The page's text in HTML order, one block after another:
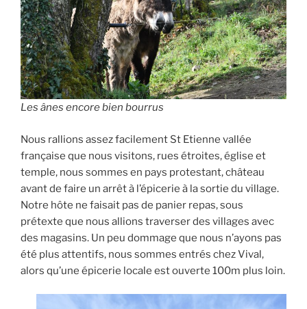
Les ânes encore bien bourrus
Nous rallions assez facilement St Etienne vallée
française que nous visitons, rues étroites, église et
temple, nous sommes en pays protestant, château
avant de faire un arrêt à l’épicerie à la sortie du village.
Notre hôte ne faisait pas de panier repas, sous
prétexte que nous allions traverser des villages avec
des magasins. Un peu dommage que nous n’ayons pas
été plus attentifs, nous sommes entrés chez Vival,
alors qu’une épicerie locale est ouverte 100m plus loin.